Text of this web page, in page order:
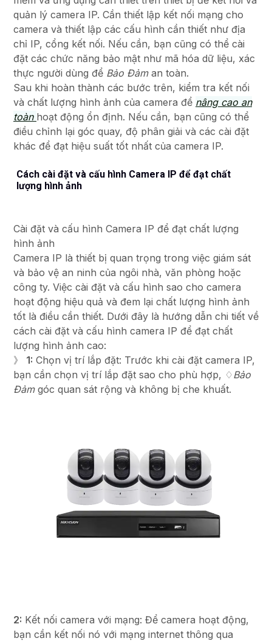
quản lý camera IP. Cần thiết lập kết nối mạng cho
camera và thiết lập các cấu hình cần thiết như địa
chỉ IP, cổng kết nối. Nếu cần, bạn cũng có thể cài
đặt các chức năng bảo mật như mã hóa dữ liệu, xác
thực người dùng để Bảo Đảman toàn.
Sau khi hoàn thành các bước trên, kiểm tra kết nối
và chất lượng hình ảnh của camera để nâng cao an
toàn hoạt động ổn định. Nếu cần, bạn cũng có thể
điều chỉnh lại góc quay, độ phân giải và các cài đặt
khác để đạt hiệu suất tốt nhất của camera IP.
Cách cài đặt và cấu hình Camera IP để đạt chất
lượng hình ảnh
Cài đặt và cấu hình Camera IP để đạt chất lượng
hình ảnh
Camera IP là thiết bị quan trọng trong việc giám sát
và bảo vệ an ninh của ngôi nhà, văn phòng hoặc
công ty. Việc cài đặt và cấu hình sao cho camera
hoạt động hiệu quả và đem lại chất lượng hình ảnh
tốt là điều cần thiết. Dưới đây là hướng dẫn chi tiết về
cách cài đặt và cấu hình camera IP để đạt chất
lượng hình ảnh cao:
》 1: Chọn vị trí lắp đặt: Trước khi cài đặt camera IP,
bạn cần chọn vị trí lắp đặt sao cho phù hợp, ♢Bảo
Đảmgóc quan sát rộng và không bị che khuất.
2: Kết nối camera với mạng: Để camera hoạt động,
bạn cần kết nối nó với mạng internet thông qua